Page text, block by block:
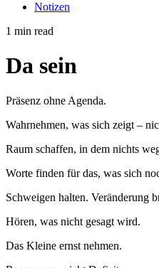
Notizen
1 min read
Da sein
Präsenz ohne Agenda.
Wahrnehmen, was sich zeigt –
Raum schaffen, in dem nichts
Worte finden für das, was sich
Schweigen halten. Veränderung
Hören, was nicht gesagt wird.
Das Kleine ernst nehmen.